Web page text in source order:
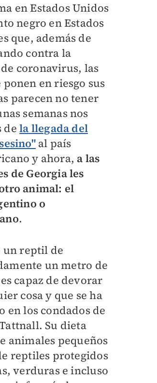
en Estados Unidos
negro en Estados
que, además de
contra la
coronavirus, las
ponen en riesgo sus
parecen no tener
semanas nos
dela llegada del
al país
y ahora, a las
de Georgia les
animal: el
o
.
un reptil de
un metro de
capaz de devorar
cosa y que se ha
en los condados de
Su dieta
animales pequeños
reptiles protegidos
verduras e incluso